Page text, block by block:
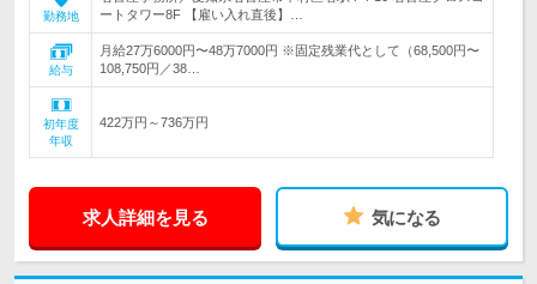
勤務地
ートタワー8F 【雇い入れ直後】…
給与
月給27万6000円〜48万7000円 ※固定残業代として（68,500円〜
108,750円／38…
初年度
年収
422万円～736万円
求人詳細を見る 気になる